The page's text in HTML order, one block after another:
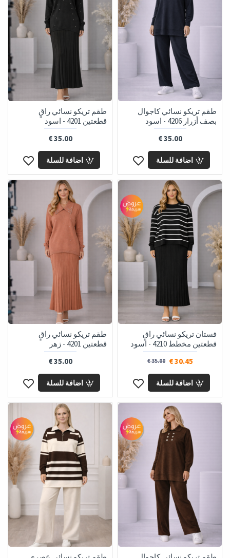
طقم تريكو نسائي كاجوال
بصف أزرار 4206 - اسود
35.00 €
اضافة للسلة
طقم تريكو نسائي راقٍ
قطعتين 4201 - اسود
35.00 €
اضافة للسلة
فستان تريكو نسائي راقٍ
قطعتين مخطط 4210 - اسود
30.45 €
35.00 €
اضافة للسلة
طقم تريكو نسائي راقٍ
قطعتين 4201 - زهر
35.00 €
اضافة للسلة